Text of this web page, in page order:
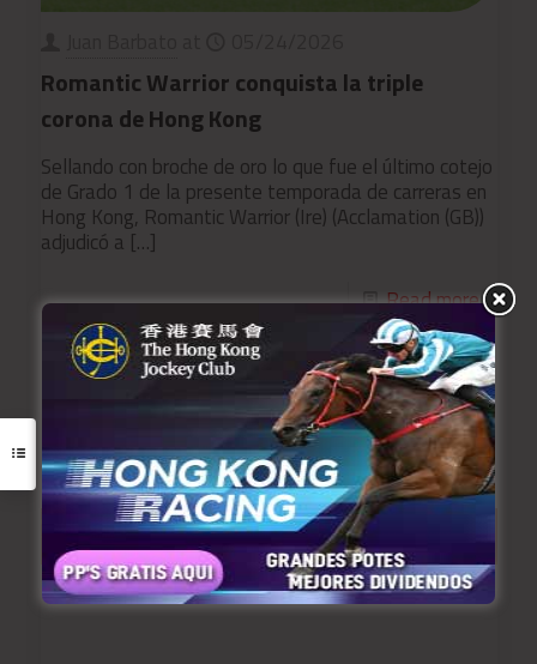
Romantic Warrior conquista la triple
corona de Hong Kong
Sellando con broche de oro lo que fue el último cotejo
de Grado 1 de la presente temporada de carreras en
Hong Kong, Romantic Warrior (Ire) (Acclamation (GB))
adjudicó a […]
Read more
Load more